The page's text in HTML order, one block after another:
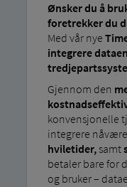
Ønsker du å
foretrekker du
Med vår nye
integrere
Gjennom den
konvensjonelle
integrere
hviletider,samt
betaler bare for
og bruker –